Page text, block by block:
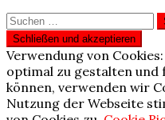
Suchen
nach:
Verwendung von
optimal zu gestalten und
können, verwenden wir
Nutzung der Webseite